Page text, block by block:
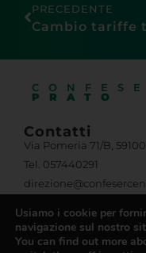
PRECEDENTE
PRATO
Contatti
Via Pomeria 71/B,
Tel. 057440291
Iscriviti alla Newsletter
Usiamo i cookie per
navigazione sul nostro
You can find out more
switch them off in